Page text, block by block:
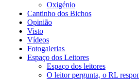
Oxigénio
Cantinho dos Bichos
Opinião
Visto
Vídeos
Fotogalerias
Espaço dos Leitores
Espaço dos leitores
O leitor pergunta, o RL